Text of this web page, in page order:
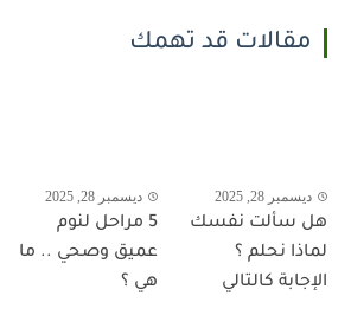
مقالات قد تهمك
ديسمبر 28, 2025
هل سألت نفسك
لماذا نحلم ؟
الإجابة كالتالي
ديسمبر 28, 2025
5 مراحل لنوم
عميق وصحي .. ما
هي ؟